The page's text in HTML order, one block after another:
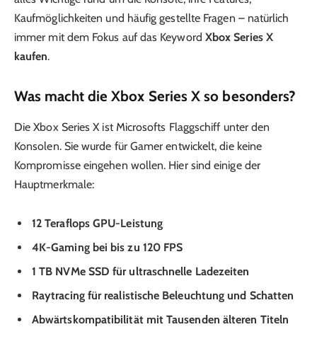
Kaufmöglichkeiten und häufig gestellte Fragen – natürlich
immer mit dem Fokus auf das Keyword Xbox Series X
kaufen.
Was macht die Xbox Series X so besonders?
Die Xbox Series X ist Microsofts Flaggschiff unter den
Konsolen. Sie wurde für Gamer entwickelt, die keine
Kompromisse eingehen wollen. Hier sind einige der
Hauptmerkmale:
12 Teraflops GPU-Leistung
4K-Gaming bei bis zu 120 FPS
1 TB NVMe SSD für ultraschnelle Ladezeiten
Raytracing für realistische Beleuchtung und Schatten
Abwärtskompatibilität mit Tausenden älteren Titeln